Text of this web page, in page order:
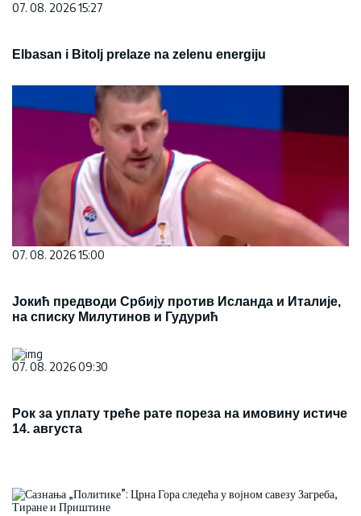
07. 08. 2026 15:27
Elbasan i Bitolj prelaze na zelenu energiju
07. 08. 2026 15:00
Јокић предводи Србију против Исланда и Италије,
на списку Милутинов и Гудурић
07. 08. 2026 09:30
Рок за уплату треће рате пореза на имовину истиче
14. августа